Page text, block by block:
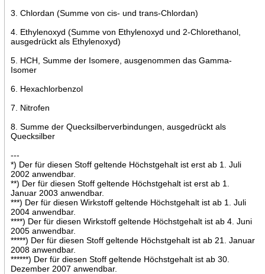
3. Chlordan (Summe von cis- und trans-Chlordan)
4. Ethylenoxyd (Summe von Ethylenoxyd und 2-Chlorethanol,
ausgedrückt als Ethylenoxyd)
5. HCH, Summe der Isomere, ausgenommen das Gamma-
Isomer
6. Hexachlorbenzol
7. Nitrofen
8. Summe der Quecksilberverbindungen, ausgedrückt als
Quecksilber
---
*) Der für diesen Stoff geltende Höchstgehalt ist erst ab 1. Juli
2002 anwendbar.
**) Der für diesen Stoff geltende Höchstgehalt ist erst ab 1.
Januar 2003 anwendbar.
***) Der für diesen Wirkstoff geltende Höchstgehalt ist ab 1. Juli
2004 anwendbar.
****) Der für diesen Wirkstoff geltende Höchstgehalt ist ab 4. Juni
2005 anwendbar.
*****) Der für diesen Stoff geltende Höchstgehalt ist ab 21. Januar
2008 anwendbar.
******) Der für diesen Stoff geltende Höchstgehalt ist ab 30.
Dezember 2007 anwendbar.